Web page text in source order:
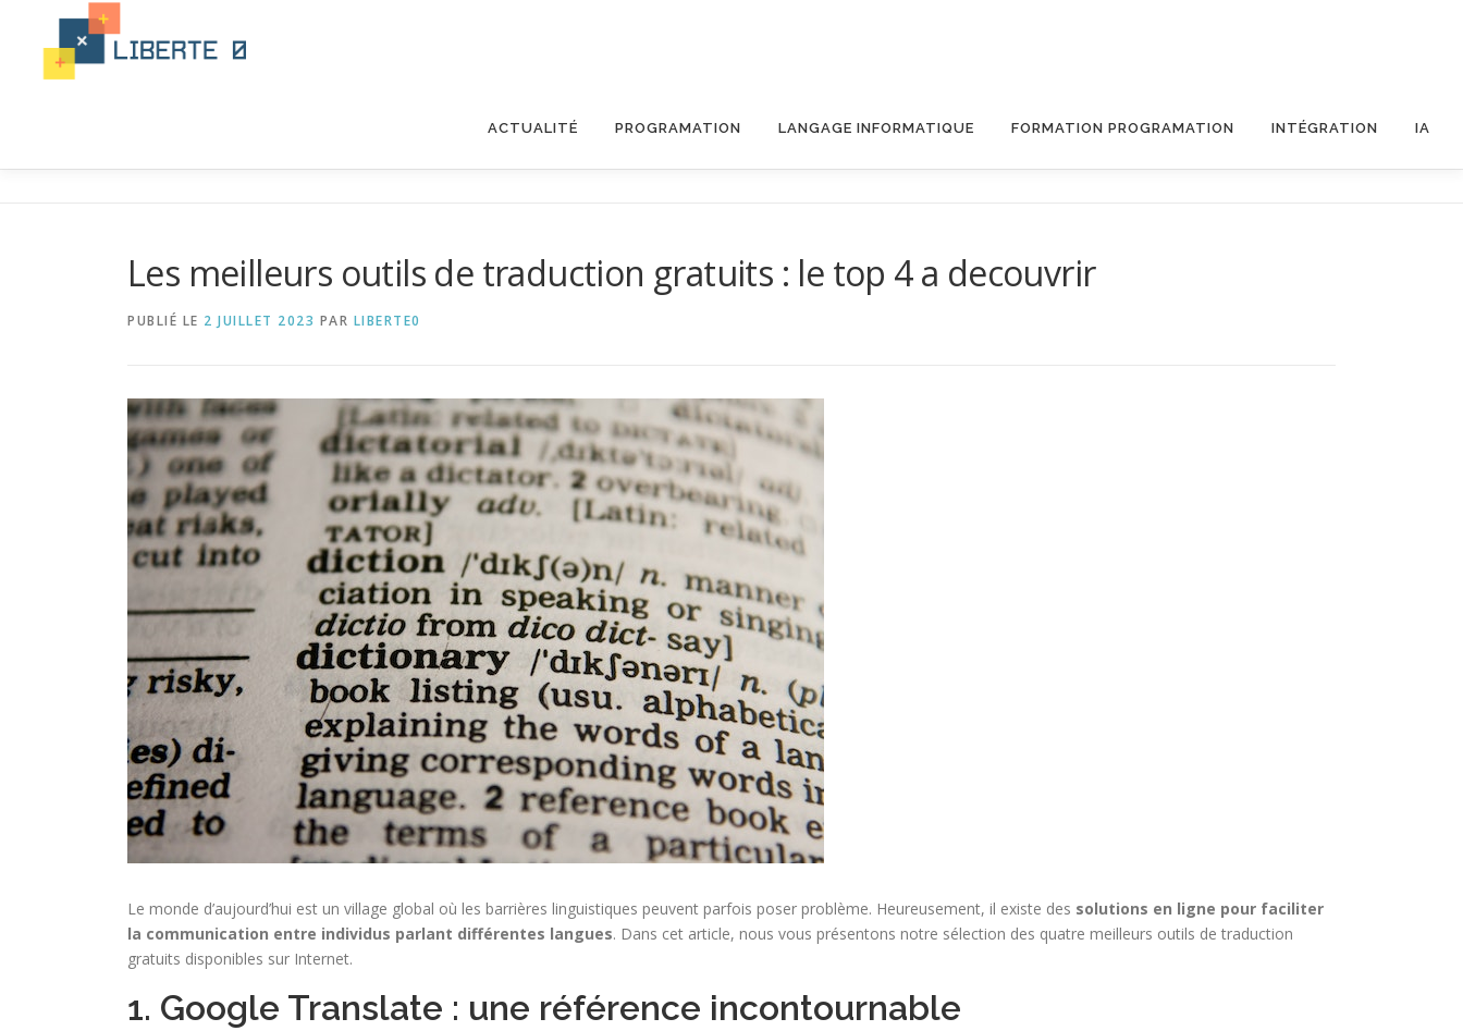
contenu
ACTUALITÉ PROGRAMATION LANGAGE INFORMATIQUE FORMATION PROGRAMATION INTÉGRATION IA
Les meilleurs outils de traduction gratuits : le top 4 a decouvrir
PUBLIÉ LE 2 JUILLET 2023 PAR LIBERTE0
Le monde d’aujourd’hui est un village global où les barrières linguistiques peuvent parfois poser problème. Heureusement, il existe des solutions en ligne pour faciliter
la communication entre individus parlant différentes langues. Dans cet article, nous vous présentons notre sélection des quatre meilleurs outils de traduction
gratuits disponibles sur Internet.
1. Google Translate : une référence incontournable